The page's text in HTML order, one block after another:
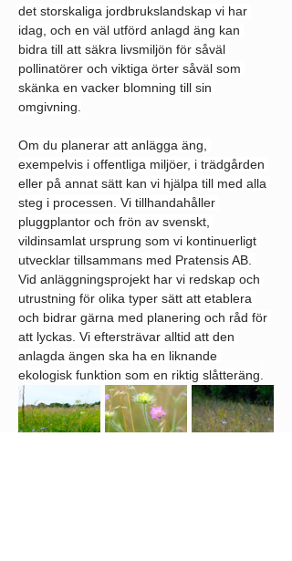
det storskaliga jordbrukslandskap vi har
idag, och en väl utförd anlagd äng kan
bidra till att säkra livsmiljön för såväl
pollinatörer och viktiga örter såväl som
skänka en vacker blomning till sin
omgivning.
Om du planerar att anlägga äng,
exempelvis i offentliga miljöer, i trädgården
eller på annat sätt kan vi hjälpa till med alla
steg i processen. Vi tillhandahåller
pluggplantor och frön av svenskt,
vildinsamlat ursprung som vi kontinuerligt
utvecklar tillsammans med Pratensis AB.
Vid anläggningsprojekt har vi redskap och
utrustning för olika typer sätt att etablera
och bidrar gärna med planering och råd för
att lyckas. Vi eftersträvar alltid att den
anlagda ängen ska ha en liknande
ekologisk funktion som en riktig slåtteräng.